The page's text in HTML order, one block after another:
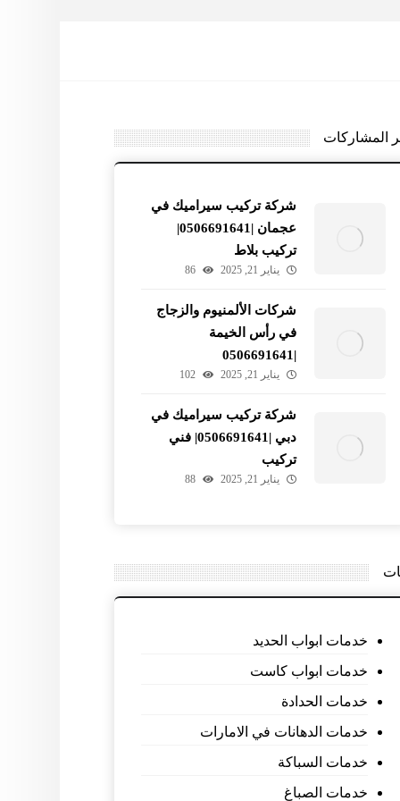
المشاركات
شركة تركيب سيراميك في
عجمان |0506691641|
تركيب بلاط
يناير 21, 2025 86
شركات الألمنيوم والزجاج
في رأس الخيمة
|0506691641
يناير 21, 2025 102
شركة تركيب سيراميك في
دبي |0506691641| فني
تركيب
يناير 21, 2025 88
خدمات ابواب الحديد
خدمات ابواب كاست
خدمات الحدادة
خدمات الدهانات في الامارات
خدمات السباكة
خدمات الصباغ